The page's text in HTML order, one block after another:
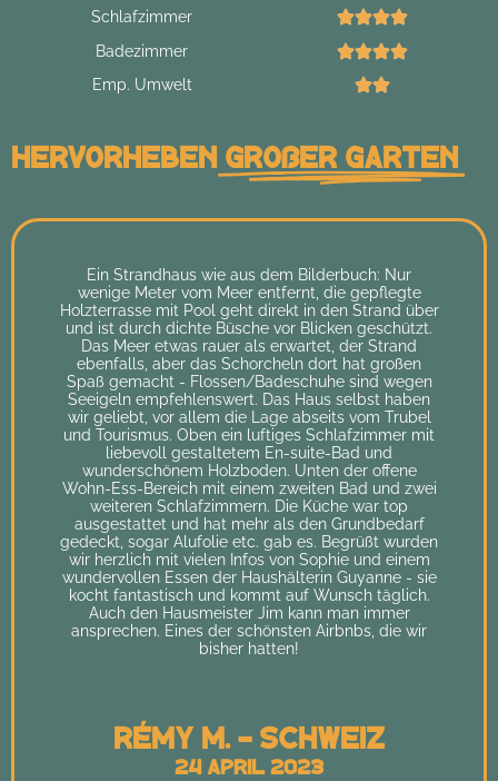
Schlafzimmer
Badezimmer
Emp. Umwelt
Hervorheben Großer Garten
Ein Strandhaus wie aus dem Bilderbuch: Nur
wenige Meter vom Meer entfernt, die gepflegte
Holzterrasse mit Pool geht direkt in den Strand über
und ist durch dichte Büsche vor Blicken geschützt.
Das Meer etwas rauer als erwartet, der Strand
ebenfalls, aber das Schorcheln dort hat großen
Spaß gemacht - Flossen/Badeschuhe sind wegen
Seeigeln empfehlenswert. Das Haus selbst haben
wir geliebt, vor allem die Lage abseits vom Trubel
und Tourismus. Oben ein luftiges Schlafzimmer mit
liebevoll gestaltetem En-suite-Bad und
wunderschönem Holzboden. Unten der offene
Wohn-Ess-Bereich mit einem zweiten Bad und zwei
weiteren Schlafzimmern. Die Küche war top
ausgestattet und hat mehr als den Grundbedarf
gedeckt, sogar Alufolie etc. gab es. Begrüßt wurden
wir herzlich mit vielen Infos von Sophie und einem
wundervollen Essen der Haushälterin Guyanne - sie
kocht fantastisch und kommt auf Wunsch täglich.
Auch den Hausmeister Jim kann man immer
ansprechen. Eines der schönsten Airbnbs, die wir
bisher hatten!
Rémy M. - Schweiz
24 April 2023